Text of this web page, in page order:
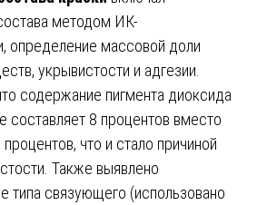
методом ИК-
определение массовой доли
укрывистости и адгезии.
содержание пигмента диоксида
составляет 8 процентов вместо
что и стало причиной
Также выявлено
типа связующего (использовано